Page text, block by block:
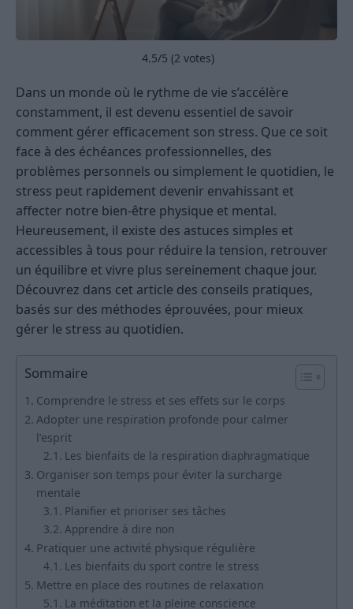
4.5/5 (2 votes)
Dans un monde où le rythme de vie s’accélère
constamment, il est devenu essentiel de savoir
comment gérer efficacement son stress. Que ce soit
face à des échéances professionnelles, des
problèmes personnels ou simplement le quotidien, le
stress peut rapidement devenir envahissant et
affecter notre bien-être physique et mental.
Heureusement, il existe des astuces simples et
accessibles à tous pour réduire la tension, retrouver
un équilibre et vivre plus sereinement chaque jour.
Découvrez dans cet article des conseils pratiques,
basés sur des méthodes éprouvées, pour mieux
gérer le stress au quotidien.
Sommaire
Comprendre le stress et ses effets sur le corps
Adopter une respiration profonde pour calmer
l’esprit
Les bienfaits de la respiration diaphragmatique
Organiser son temps pour éviter la surcharge
mentale
Planifier et prioriser ses tâches
Apprendre à dire non
Pratiquer une activité physique régulière
Les bienfaits du sport contre le stress
Mettre en place des routines de relaxation
La méditation et la pleine conscience